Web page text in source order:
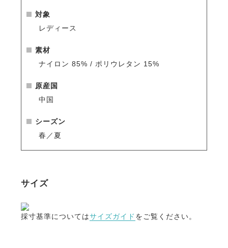
・UVカット UPF50+
表面加工ではなく繊維そのものがUVカット機能を持っ
・接触冷感
なめらかでシルクのように気持ちのよい手触りです。
・吸水速乾
汗を素早く吸収して拡散させ、衣服をドライで快適に
ープします。
・乗馬以外にも
ジョギング、ゴルフなどのスポーツはもちろん、ガー
対象
レディース
素材
ナイロン 85% / ポリウレタン 15%
原産国
中国
シーズン
春／夏
サイズ
採寸基準についてはサイズガイド をご覧ください。